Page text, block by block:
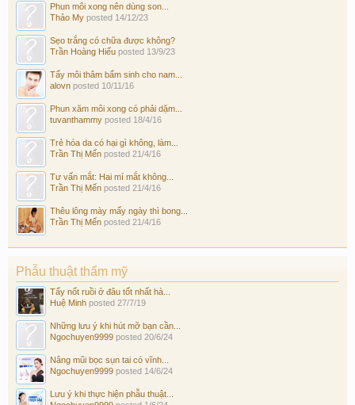
Phun môi xong nên dùng son...
Thảo My posted 14/12/23
Sẹo trắng có chữa được không?
Trần Hoàng Hiếu posted 13/9/23
Tẩy môi thâm bẩm sinh cho nam...
alovn posted 10/11/16
Phun xăm môi xong có phải dặm...
tuvanthammy posted 18/4/16
Trẻ hóa da có hại gì không, làm...
Trần Thị Mến posted 21/4/16
Tư vấn mắt: Hai mí mắt không...
Trần Thị Mến posted 21/4/16
Thêu lông mày mấy ngày thì bong...
Trần Thị Mến posted 21/4/16
Phẫu thuật thẩm mỹ
Tẩy nốt ruồi ở đâu tốt nhất hà...
Huệ Minh posted 27/7/19
Những lưu ý khi hút mỡ bạn cần...
Ngochuyen9999 posted 20/6/24
Nâng mũi bọc sụn tai có vĩnh...
Ngochuyen9999 posted 14/6/24
Lưu ý khi thực hiện phẫu thuật...